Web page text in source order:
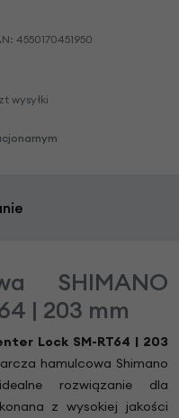
4550170451950
wysyłki
SHIMANO
| 203 mm
Lock SM-RT64 | 203
hamulcowa Shimano
rozwiązanie dla
z wysokiej jakości